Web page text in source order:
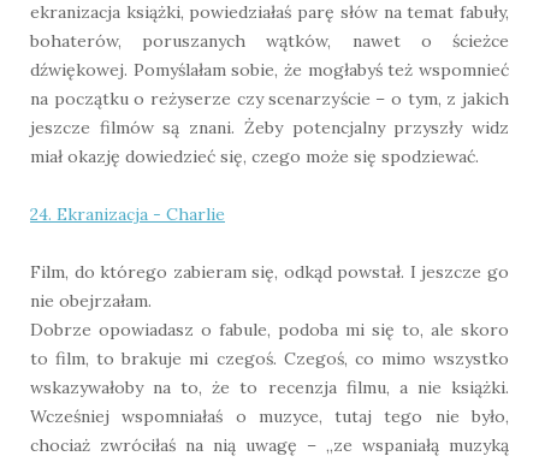
ekranizacja książki, powiedziałaś parę słów na temat fabuły,
bohaterów, poruszanych wątków, nawet o ścieżce
dźwiękowej. Pomyślałam sobie, że mogłabyś też wspomnieć
na początku o reżyserze czy scenarzyście – o tym, z jakich
jeszcze filmów są znani. Żeby potencjalny przyszły widz
miał okazję dowiedzieć się, czego może się spodziewać.
24. Ekranizacja - Charlie
Film, do którego zabieram się, odkąd powstał. I jeszcze go
nie obejrzałam.
Dobrze opowiadasz o fabule, podoba mi się to, ale skoro
to film, to brakuje mi czegoś. Czegoś, co mimo wszystko
wskazywałoby na to, że to recenzja filmu, a nie książki.
Wcześniej wspomniałaś o muzyce, tutaj tego nie było,
chociaż zwróciłaś na nią uwagę – „ze wspaniałą muzyką